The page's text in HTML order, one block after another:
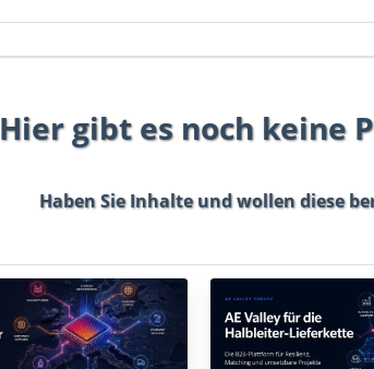
Hier gibt es noch keine
Haben Sie Inhalte und wollen diese